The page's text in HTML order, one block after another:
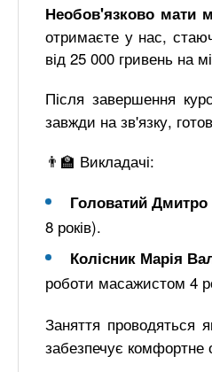
Необов'язково мати
отримаєте у нас,
від 25 000 гривень на
Після завершення
завжди на зв'язку,
👨‍🏫 Викладачі:
Головатий Дмитро
8 років).
Колісник Марія
роботи масажистом 4
Заняття проводяться
забезпечує комфортне